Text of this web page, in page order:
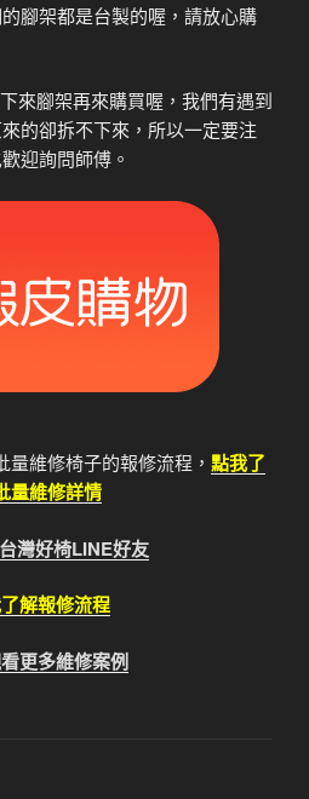
腳架都是台製的喔，請放心購
來腳架再來購買喔，我們有遇到
的卻拆不下來，所以一定要注
迎詢問師傅。
維修椅子的報修流程， 點我了
量維修詳情
灣好椅LINE好友
解報修流程
更多維修案例